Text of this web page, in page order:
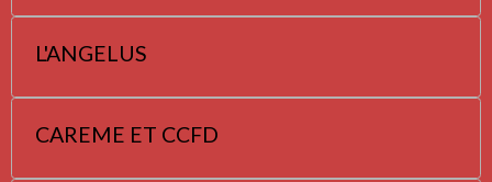
L'ANGELUS
CAREME ET CCFD